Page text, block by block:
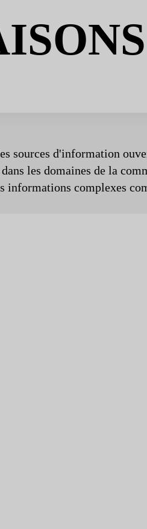
sources d'information
les domaines de la
informations complexes